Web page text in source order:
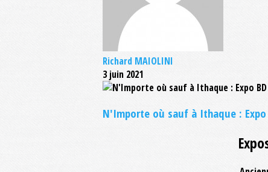
Richard MAIOLINI
3 juin 2021
N'Importe où sauf à Ithaque :